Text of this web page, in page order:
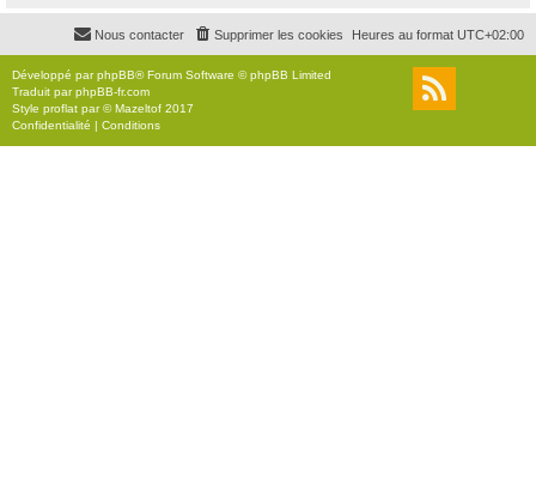
r
c
r
Heures au format UTC+02:00
Supprimer les cookies
Nous contacter
Développé parphpBB® Forum Software © phpBB Limited
Traduit parphpBB-fr.com
Style proflat par ©Mazeltof 2017
Confidentialité | Conditions